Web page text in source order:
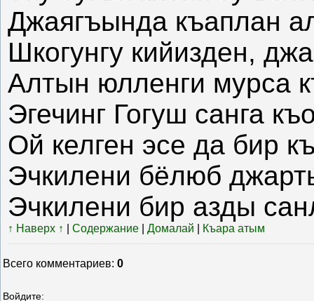
Джаягъында къаплан
Шкогунгу кийизден,
Алтын юлленги мурса
Эгечинг Гогуш санга
Ой келген эсе да бир
Эчкилени бёлюб
Эчкилени бир азды
↑ Наверх ↑ Содержание Домалай Къара атым
Всего комментариев: 0
Войдите: